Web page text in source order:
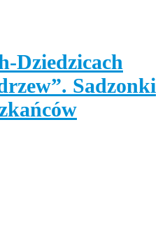
Dziedzicach
Sadzonki